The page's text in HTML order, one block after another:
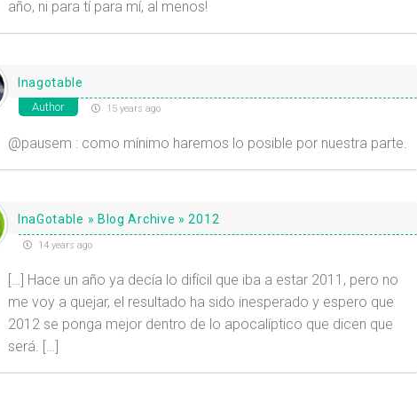
año, ni para tí para mí, al menos!
Inagotable
Author 15 years ago
@pausem : como mínimo haremos lo posible por nuestra parte.
InaGotable » Blog Archive » 2012
14 years ago
[…] Hace un año ya decía lo difícil que iba a estar 2011, pero no
me voy a quejar, el resultado ha sido inesperado y espero que
2012 se ponga mejor dentro de lo apocalíptico que dicen que
será. […]